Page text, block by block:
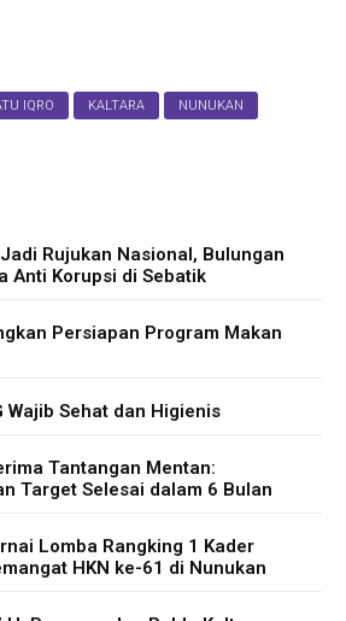
IQRO KALTARA NUNUKAN
Rujukan Nasional, Bulungan
Anti Korupsi di Sebatik
Persiapan Program Makan
Wajib Sehat dan Higienis
Tantangan Mentan:
Target Selesai dalam 6 Bulan
Lomba Rangking 1 Kader
HKN ke-61 di Nunukan